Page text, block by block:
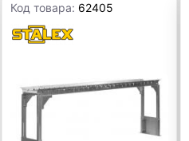
Код товара: 62405